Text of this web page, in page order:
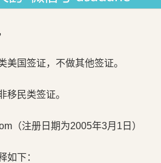
美国签证，不做其他签证。
移民类签证。
（注册日期为2005年3月1日）
如下：